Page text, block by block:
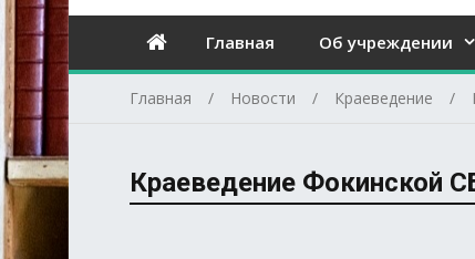
Главная Об учреждении
Главная Новости Краеведение
Краеведение Фокинской